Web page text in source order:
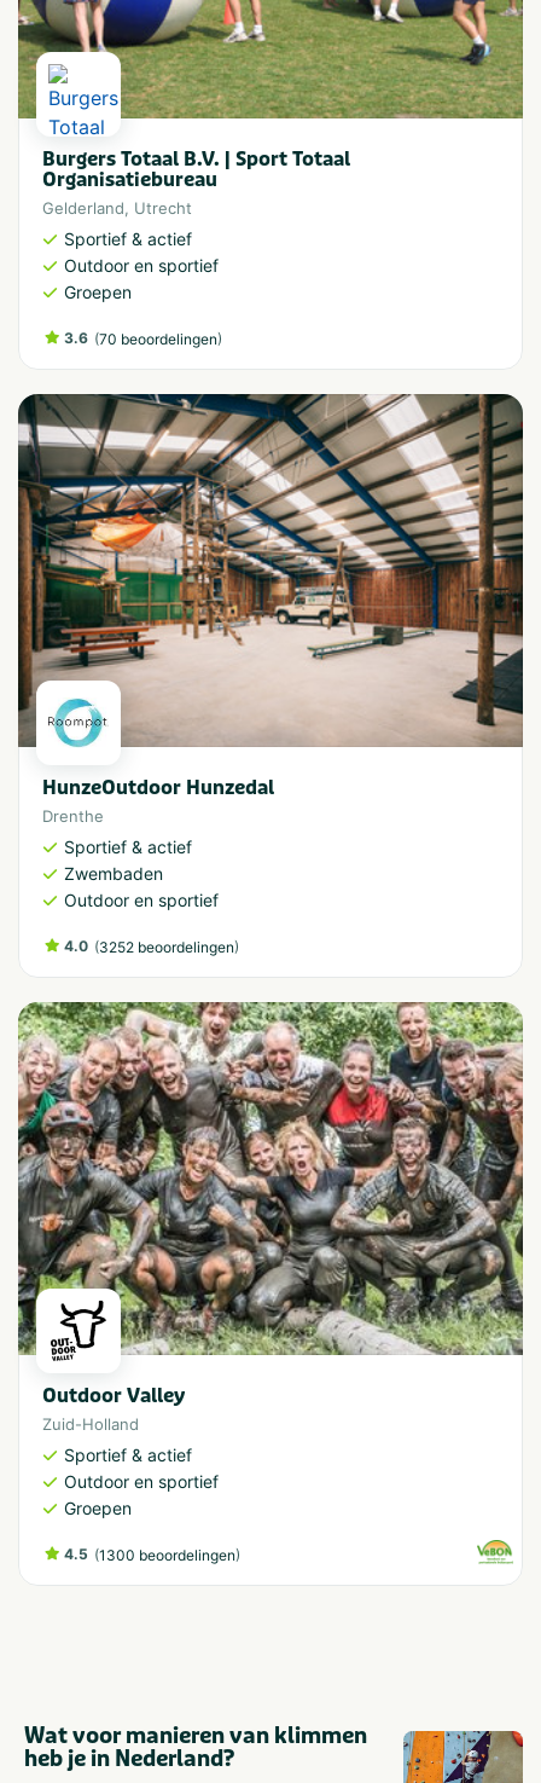
Burgers Totaal B.V. | Sport Totaal
Organisatiebureau
Gelderland, Utrecht
Sportief & actief
Outdoor en sportief
Groepen
3.6 (70 beoordelingen)
HunzeOutdoor Hunzedal
Drenthe
Sportief & actief
Zwembaden
Outdoor en sportief
4.0 (3252 beoordelingen)
Outdoor Valley
Zuid-Holland
Sportief & actief
Outdoor en sportief
Groepen
4.5 (1300 beoordelingen)
Wat voor manieren van klimmen
heb je in Nederland?